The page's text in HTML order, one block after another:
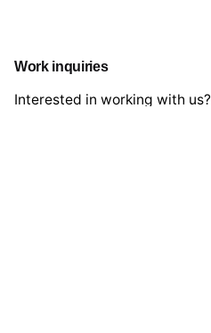
Work inquiries
Interested in working with us?